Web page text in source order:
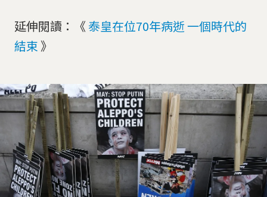
延伸閱讀：《 泰皇在位70年病逝 一個時代的
結束 》